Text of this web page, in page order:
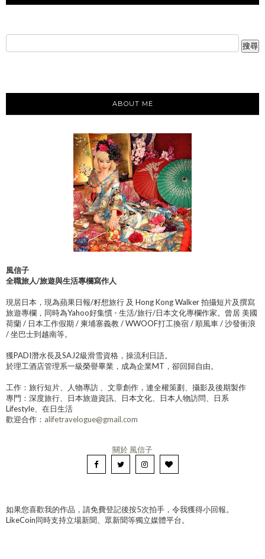
ABOUT ME
風信子
全職旅人/旅遊與生活專欄寫作人
現居日本，現為蘋果日報/籽想旅行 及 Hong Kong Walker 拍攝短片及撰寫
旅遊專欄，同時為Yahoo好集慣 - 生活/旅行/日本文化專欄作家。曾居 美國
荷蘭 / 日本工作假期 / 柬埔寨義教 / WWOOF打工換宿 / 順風車 / 沙發衝浪
/ 坐巴士到越南等。
獲PADI潛水長及SAJ2級滑雪資格，操流利日語。
於理工酒店管理系一級榮譽畢業，成為企業MT，卻回歸自由。
工作：旅行短片、人物專訪 、文章創作，連全權策劃、攝影及後期製作
專門：深度旅行、日本旅遊資訊、日本文化、日本人物訪問、日系
Lifestyle、在日生活
歡迎合作： alifetravelogue@gmail.com
關於 風信子
如果您喜歡我的作品，請免費登記後按5次拍手，令我獲得小回報。
LikeCoin同時支持立場新聞、眾新聞等獨立媒體平台。